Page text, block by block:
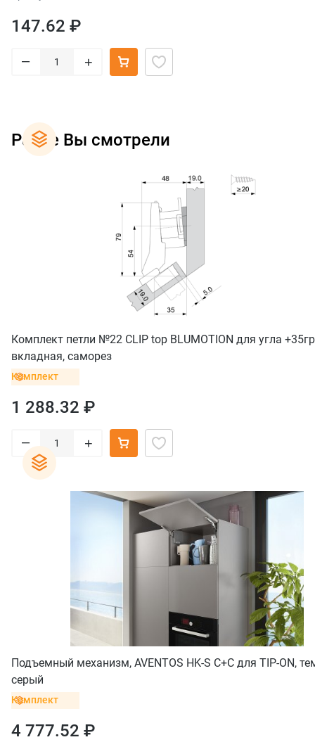
147.62 ₽
– +
Ранее Вы смотрели
Комплект петли №22 CLIP top BLUMOTION для угла
вкладная, саморез
Комплект
1 288.32 ₽
– +
Подъемный механизм, AVENTOS HK-S C+C для TIP-ON,
серый
Комплект
4 777.52 ₽